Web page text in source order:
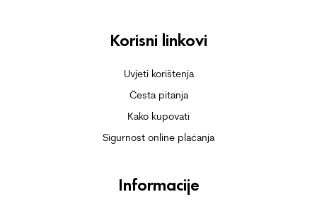
Korisni linkovi
Uvjeti korištenja
Česta pitanja
Kako kupovati
Sigurnost online plaćanja
Informacije